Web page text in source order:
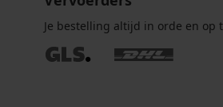
Je bestelling altijd in orde en op